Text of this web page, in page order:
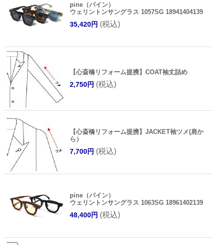
pine（パイン）
ウェリントンサングラス 1057SG 18941404139
35,420円 (税込)
【心斎橋リフォーム提携】COAT袖丈詰め
2,750円 (税込)
【心斎橋リフォーム提携】JACKET袖ツメ(肩か
ら）
7,700円 (税込)
pine（パイン）
ウェリントンサングラス 1063SG 18961402139
48,400円 (税込)